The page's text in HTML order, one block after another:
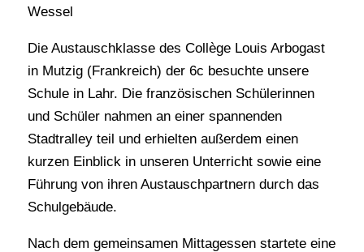
Wessel
Die Austauschklasse des Collège Louis Arbogast
in Mutzig (Frankreich) der 6c besuchte unsere
Schule in Lahr. Die französischen Schülerinnen
und Schüler nahmen an einer spannenden
Stadtralley teil und erhielten außerdem einen
kurzen Einblick in unseren Unterricht sowie eine
Führung von ihren Austauschpartnern durch das
Schulgebäude.
Nach dem gemeinsamen Mittagessen startete eine